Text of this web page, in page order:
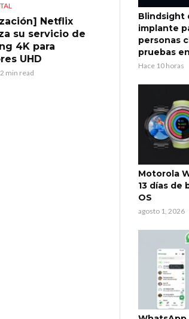
Netflix
su servicio de
4K para
UHD
2 min read
Blindsight
implante
personas
pruebas
Hace 10 horas
Motorola
13 días de
OS
agosto 1, 2026